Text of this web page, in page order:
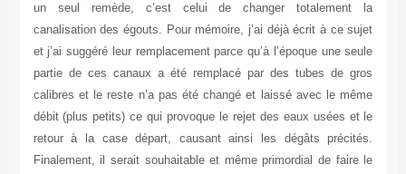
un seul remède, c’est celui de changer totalement la
canalisation des égouts. Pour mémoire, j’ai déjà écrit à ce sujet
et j’ai suggéré leur remplacement parce qu’à l’époque une seule
partie de ces canaux a été remplacé par des tubes de gros
calibres et le reste n’a pas été changé et laissé avec le même
débit (plus petits) ce qui provoque le rejet des eaux usées et le
retour à la case départ, causant ainsi les dégâts précités.
Finalement, il serait souhaitable et même primordial de faire le